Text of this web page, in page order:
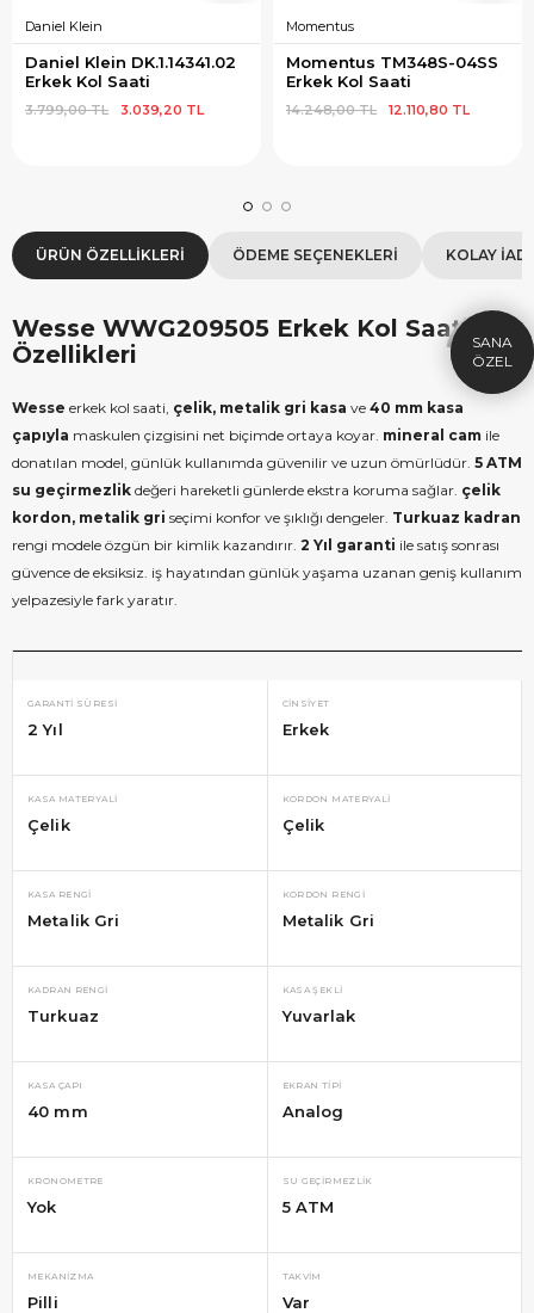
Daniel Klein
Daniel Klein DK.1.14341.02
Erkek Kol Saati
3.039,20 TL
3.799,00 TL
Momentus
Momentus TM348S-04SS
Erkek Kol Saati
12.110,80 TL
14.248,00 TL
ÜRÜN ÖZELLIKLERI ÖDEME SEÇENEKLERI KOLAY
Wesse WWG209505 Erkek Kol Saati
Özellikleri
Wesse erkek kol saati, çelik, metalik gri kasa ve 40 mm kasa
çapıyla maskulen çizgisini net biçimde ortaya koyar. mineral cam ile
donatılan model, günlük kullanımda güvenilir ve uzun ömürlüdür. 5 ATM
su geçirmezlik değeri hareketli günlerde ekstra koruma sağlar. çelik
kordon, metalik gri seçimi konfor ve şıklığı dengeler. Turkuaz kadran
rengi modele özgün bir kimlik kazandırır. 2 Yıl garanti ile satış sonrası
güvence de eksiksiz. iş hayatından günlük yaşama uzanan geniş kullanım
yelpazesiyle fark yaratır.
GARANTI SÜRESI
2 Yıl
CINSIYET
Erkek
KASA MATERYALI
Çelik
KORDON MATERYALI
Çelik
KASA RENGI
Metalik Gri
KORDON RENGI
Metalik Gri
KADRAN RENGI
Turkuaz
KASA ŞEKLI
Yuvarlak
KASA ÇAPI
40 mm
EKRAN TIPI
Analog
KRONOMETRE
Yok
SU GEÇIRMEZLIK
5 ATM
MEKANIZMA
Pilli
TAKVIM
Var
HEDIYE
ÇEKI
SEPETTE İNDİRİM
9.999 TL üzeri alışverişe özel×
HEDIYE1000